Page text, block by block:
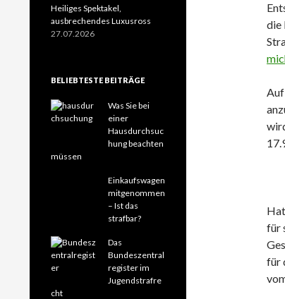
die
Auf
für
für
Heiliges Spektakel,
ausbrechendes Luxusross
27.07.2026
BELIEBTESTE BEITRÄGE
Was Sie bei
einer
Hausdurchsuc
hung beachten
müssen
Einkaufswagen
mitgenommen
– Ist das
strafbar?
Das
Bundeszentral
register im
Jugendstrafre
cht